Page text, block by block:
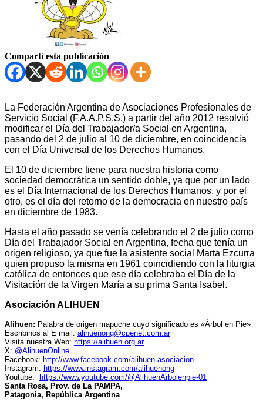
Compartí esta publicación
La Federación Argentina de Asociaciones Profesionales de
Servicio Social (F.A.A.P.S.S.) a partir del año 2012 resolvió
modificar el Día del Trabajador/a Social en Argentina,
pasando del 2 de julio al 10 de diciembre, en coincidencia
con el Día Universal de los Derechos Humanos.
El 10 de diciembre tiene para nuestra historia como
sociedad democrática un sentido doble, ya que por un lado
es el Día Internacional de los Derechos Humanos, y por el
otro, es el día del retorno de la democracia en nuestro país
en diciembre de 1983.
Hasta el año pasado se venía celebrando el 2 de julio como
Día del Trabajador Social en Argentina, fecha que tenía un
origen religioso, ya que fue la asistente social Marta Ezcurra
quien propuso la misma en 1961 coincidiendo con la liturgia
católica de entonces que ese día celebraba el Día de la
Visitación de la Virgen María a su prima Santa Isabel.
Asociación ALIHUEN
Alihuen: Palabra de origen mapuche cuyo significado es «Árbol en Pie»
Escribinos al E mail: alihuenong@cpenet.com.ar
Visita nuestra Web: https://alihuen.org.ar
X: @AlihuenOnline
Facebook: http://www.facebook.com/alihuen.asociacion
Instagram: https://www.instagram.com/alihuenong
Youtube: https://www.youtube.com/@AlihuenArbolenpie-01
Santa Rosa, Prov. de La PAMPA,
Patagonia, República Argentina